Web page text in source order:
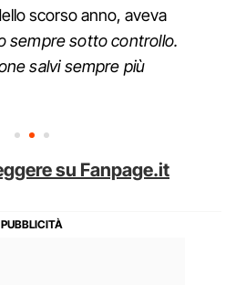
scorso anno, aveva
sempre sotto controllo.
salvi sempre più
su Fanpage.it